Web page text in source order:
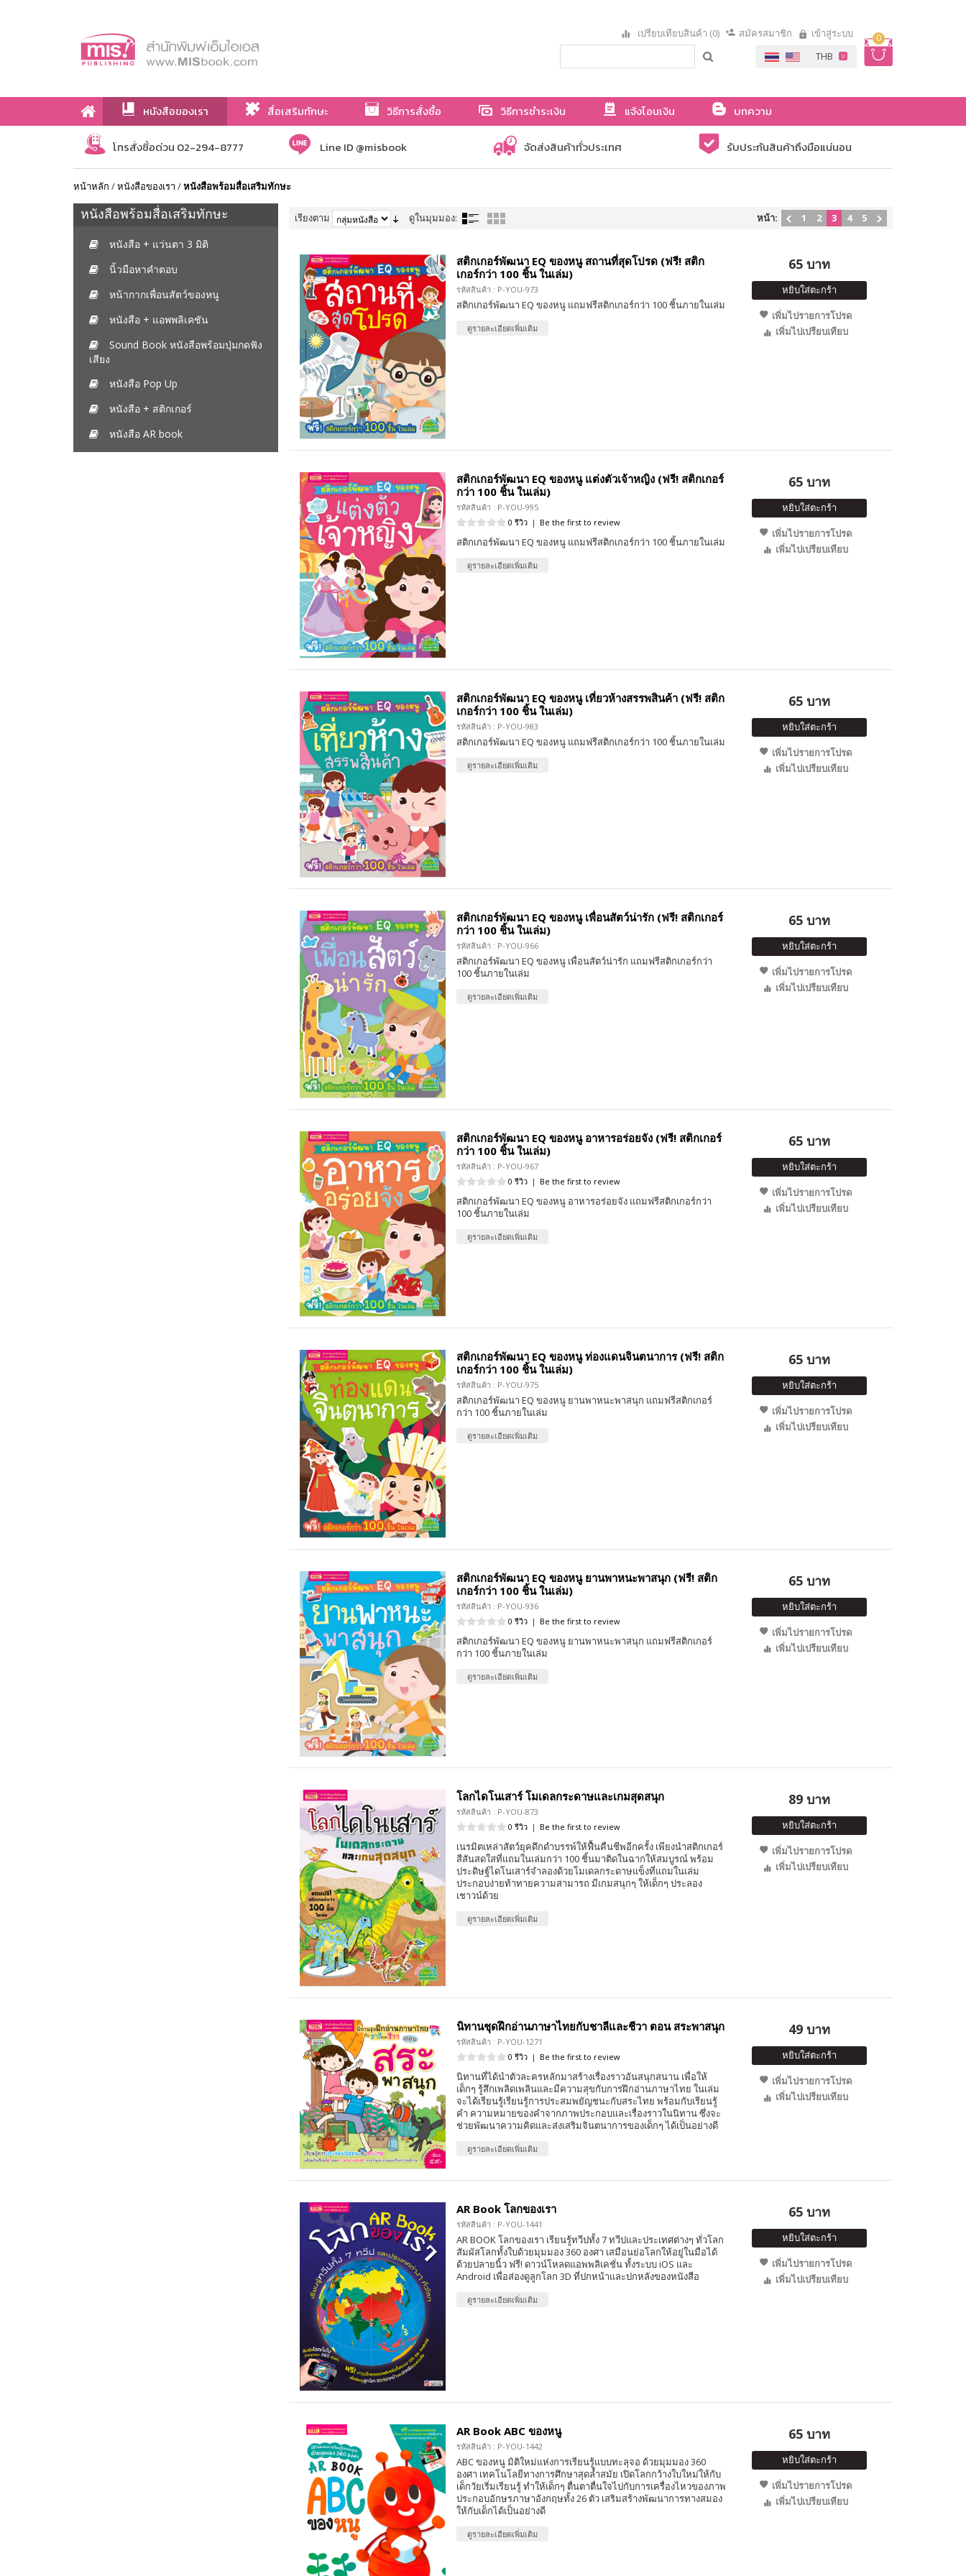
0
เปรียบเทียบสินค้า (0) สมัครสมาชิก เข้าสู่ระบบ
หนังสือของเรา สื่อเสริมทักษะ วิธีการสั่งซื้อ วิธีการชำระเงิน แจ้งโอนเงิน
บทความ
เกี่ยวกับเรา
โทรสั่งซื้อด่วน 02-294-8777 Line ID @misbook จัดส่งสินค้าทั่วประเทศ รับประกันสินค้าถึงมือแน่นอน
หน้าหลัก /หนังสือของเรา /หนังสือพร้อมสื่อเสริมทักษะ
หนังสือพร้อมสื่อเสริมทักษะ
หนังสือ + แว่นตา 3 มิติ
นิ้วมือหาคำตอบ
หน้ากากเพื่อนสัตว์ของหนู
หนังสือ + แอพพลิเคชัน
Sound Book หนังสือพร้อมปุ่มกดฟัง
เสียง
หนังสือ Pop Up
หนังสือ + สติกเกอร์
หนังสือ AR book
เรียงตาม ดูในมุมมอง: หน้า: 1 2 3 4 5
สติกเกอร์พัฒนา EQ ของหนู สถานที่สุดโปรด (ฟรี! สติก
เกอร์กว่า 100 ชิ้น ในเล่ม)
รหัสสินค้า : P-YOU-973
สติกเกอร์พัฒนา EQ ของหนู แถมฟรีสติกเกอร์กว่า 100 ชิ้นภายในเล่ม
ดูรายละเอียดเพิ่มเติม
65 บาท
หยิบใส่ตะกร้า
เพิ่มไปรายการโปรด
เพิ่มไปเปรียบเทียบ
สติกเกอร์พัฒนา EQ ของหนู แต่งตัวเจ้าหญิง (ฟรี! สติกเกอร์
กว่า 100 ชิ้น ในเล่ม)
รหัสสินค้า : P-YOU-995
0 รีวิว | Be the first to review
สติกเกอร์พัฒนา EQ ของหนู แถมฟรีสติกเกอร์กว่า 100 ชิ้นภายในเล่ม
ดูรายละเอียดเพิ่มเติม
65 บาท
หยิบใส่ตะกร้า
เพิ่มไปรายการโปรด
เพิ่มไปเปรียบเทียบ
สติกเกอร์พัฒนา EQ ของหนู เที่ยวห้างสรรพสินค้า (ฟรี! สติก
เกอร์กว่า 100 ชิ้น ในเล่ม)
รหัสสินค้า : P-YOU-983
สติกเกอร์พัฒนา EQ ของหนู แถมฟรีสติกเกอร์กว่า 100 ชิ้นภายในเล่ม
ดูรายละเอียดเพิ่มเติม
65 บาท
หยิบใส่ตะกร้า
เพิ่มไปรายการโปรด
เพิ่มไปเปรียบเทียบ
สติกเกอร์พัฒนา EQ ของหนู เพื่อนสัตว์น่ารัก (ฟรี! สติกเกอร์
กว่า 100 ชิ้น ในเล่ม)
รหัสสินค้า : P-YOU-966
สติกเกอร์พัฒนา EQ ของหนู เพื่อนสัตว์น่ารัก แถมฟรีสติกเกอร์กว่า
100 ชิ้นภายในเล่ม
ดูรายละเอียดเพิ่มเติม
65 บาท
หยิบใส่ตะกร้า
เพิ่มไปรายการโปรด
เพิ่มไปเปรียบเทียบ
สติกเกอร์พัฒนา EQ ของหนู อาหารอร่อยจัง (ฟรี! สติกเกอร์
กว่า 100 ชิ้น ในเล่ม)
รหัสสินค้า : P-YOU-967
0 รีวิว | Be the first to review
สติกเกอร์พัฒนา EQ ของหนู อาหารอร่อยจัง แถมฟรีสติกเกอร์กว่า
100 ชิ้นภายในเล่ม
ดูรายละเอียดเพิ่มเติม
65 บาท
หยิบใส่ตะกร้า
เพิ่มไปรายการโปรด
เพิ่มไปเปรียบเทียบ
สติกเกอร์พัฒนา EQ ของหนู ท่องแดนจินตนาการ (ฟรี! สติก
เกอร์กว่า 100 ชิ้น ในเล่ม)
รหัสสินค้า : P-YOU-975
สติกเกอร์พัฒนา EQ ของหนู ยานพาหนะพาสนุก แถมฟรีสติกเกอร์
กว่า 100 ชิ้นภายในเล่ม
ดูรายละเอียดเพิ่มเติม
65 บาท
หยิบใส่ตะกร้า
เพิ่มไปรายการโปรด
เพิ่มไปเปรียบเทียบ
สติกเกอร์พัฒนา EQ ของหนู ยานพาหนะพาสนุก (ฟรี! สติก
เกอร์กว่า 100 ชิ้น ในเล่ม)
รหัสสินค้า : P-YOU-936
0 รีวิว | Be the first to review
สติกเกอร์พัฒนา EQ ของหนู ยานพาหนะพาสนุก แถมฟรีสติกเกอร์
กว่า 100 ชิ้นภายในเล่ม
ดูรายละเอียดเพิ่มเติม
65 บาท
หยิบใส่ตะกร้า
เพิ่มไปรายการโปรด
เพิ่มไปเปรียบเทียบ
โลกไดโนเสาร์ โมเดลกระดาษและเกมสุดสนุก
รหัสสินค้า : P-YOU-873
0 รีวิว | Be the first to review
เนรมิตเหล่าสัตว์ยุคดึกดำบรรพ์ให้ฟื้นคืนชีพอีกครั้ง เพียงนำสติกเกอร์
สีสันสดใสที่แถมในเล่มกว่า 100 ชิ้นมาติดในฉากให้สมบูรณ์ พร้อม
ประดิษฐ์ไดโนเสาร์จำลองด้วยโมเดลกระดาษแข็งที่แถมในเล่ม
ประกอบง่ายท้าทายความสามารถ มีเกมสนุกๆ ให้เด็กๆ ประลอง
เชาวน์ด้วย
ดูรายละเอียดเพิ่มเติม
89 บาท
หยิบใส่ตะกร้า
เพิ่มไปรายการโปรด
เพิ่มไปเปรียบเทียบ
นิทานชุดฝึกอ่านภาษาไทยกับชาลีและชีวา ตอน สระพาสนุก
รหัสสินค้า : P-YOU-1271
0 รีวิว | Be the first to review
นิทานที่ได้นำตัวละครหลักมาสร้างเรื่องราวอันสนุกสนาน เพื่อให้
เด็กๆ รู้สึกเพลิดเพลินและมีความสุขกับการฝึกอ่านภาษาไทย ในเล่ม
จะได้เรียนรู้เรียนรู้การประสมพยัญชนะกับสระไทย พร้อมกับเรียนรู้
คำ ความหมายของคำจากภาพประกอบและเรื่องราวในนิทาน ซึ่งจะ
ช่วยพัฒนาความคิดและส่งเสริมจินตนาการของเด็กๆ ได้เป็นอย่างดี
ดูรายละเอียดเพิ่มเติม
49 บาท
หยิบใส่ตะกร้า
เพิ่มไปรายการโปรด
เพิ่มไปเปรียบเทียบ
AR Book โลกของเรา
รหัสสินค้า : P-YOU-1441
AR BOOK โลกของเรา เรียนรู้ทวีปทั้ง 7 ทวีปและประเทศต่างๆ ทั่วโลก
สัมผัสโลกทั้งใบด้วยมุมมอง 360 องศา เสมือนย่อโลกให้อยู่ในมือได้
ด้วยปลายนิ้ว ฟรี! ดาวน์โหลดแอพพลิเคชั่น ทั้งระบบ iOS และ
Android เพื่อส่องดูลูกโลก 3D ที่ปกหน้าและปกหลังของหนังสือ
ดูรายละเอียดเพิ่มเติม
65 บาท
หยิบใส่ตะกร้า
เพิ่มไปรายการโปรด
เพิ่มไปเปรียบเทียบ
AR Book ABC ของหนู
รหัสสินค้า : P-YOU-1442
ABC ของหนู มิติใหม่แห่งการเรียนรู้แบบทะลุจอ ด้วยมุมมอง 360
องศา เทคโนโลยีทางการศึกษาสุดล้ำสมัย เปิดโลกกว้างใบใหม่ให้กับ
เด็กวัยเริ่มเรียนรู้ ทำให้เด็กๆ ตื่นตาตื่นใจไปกับการเครื่องไหวของภาพ
ประกอบอักษรภาษาอังกฤษทั้ง 26 ตัว เสริมสร้างพัฒนาการทางสมอง
ให้กับเด็กได้เป็นอย่างดี
ดูรายละเอียดเพิ่มเติม
65 บาท
หยิบใส่ตะกร้า
เพิ่มไปรายการโปรด
เพิ่มไปเปรียบเทียบ